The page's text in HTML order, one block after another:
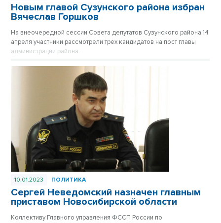
Новым главой Сузунского района избран
Вячеслав Горшков
На внеочередной сессии Совета депутатов Сузунского района 14
апреля участники рассмотрели трех кандидатов на пост главы
администрации района.
10.01.2023 ПОЛИТИКА
Сергей Неведомский назначен главным
приставом Новосибирской области
Коллективу Главного управления ФССП России по